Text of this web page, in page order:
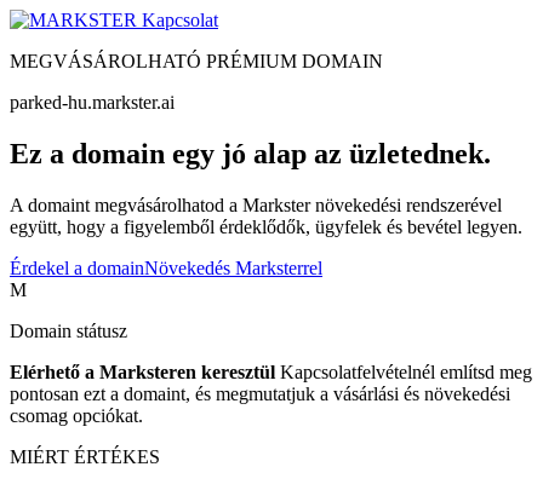
Kapcsolat
MEGVÁSÁROLHATÓ PRÉMIUM DOMAIN
parked-hu.markster.ai
Ez a domain egy jó alap az üzletednek.
A domaint megvásárolhatod a Markster növekedési rendszerével
együtt, hogy a figyelemből érdeklődők, ügyfelek és bevétel legyen.
Érdekel a domainNövekedés Marksterrel
M
Domain státusz
Elérhető a Marksteren keresztül Kapcsolatfelvételnél említsd meg
pontosan ezt a domaint, és megmutatjuk a vásárlási és növekedési
csomag opciókat.
MIÉRT ÉRTÉKES